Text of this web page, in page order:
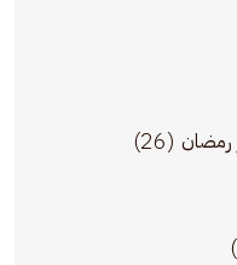
رمضان (26)